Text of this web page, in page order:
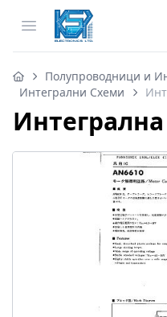
Open menu
Полупроводници и
Интегрални Схеми